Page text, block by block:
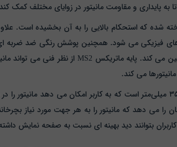
پایداری و مقاومت مانیتور در زوایای مختلف کمک
ورق فولادی با ضخامت ۴ میلی‌متر ساخته شده که استحکام بالایی را به
فیزیکی می‌ شود. همچنین پوشش رنگی ضد ضربه‌ ای که
می‌ کند.
این پایه دارای قابلیت تنظیم ارتفاع در محدوده ۱۷۳ تا ۳۵۳ میلی‌متر است که
امکان را می دهد که مانیتور را به هر جهت مورد نیاز
بتوانند دید بهینه‌ ای نسبت به صفحه نمایش